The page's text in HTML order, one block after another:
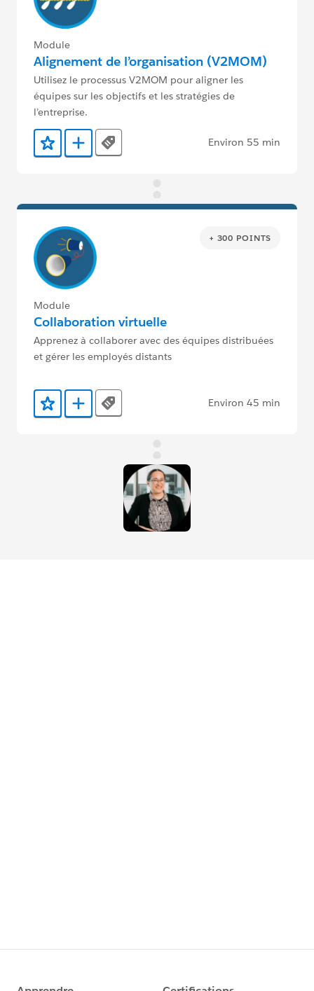
Module
Alignement de l’organisation (V2MOM)
Utilisez le processus V2MOM pour aligner les
équipes sur les objectifs et les stratégies de
l’entreprise.
Ajouter aux favoris
Ajouter au Trailmix
Tags Environ 55 min
+ 300 POINTS
Module
Collaboration virtuelle
Apprenez à collaborer avec des équipes distribuées
et gérer les employés distants
Ajouter aux favoris
Ajouter au Trailmix
Tags Environ 45 min